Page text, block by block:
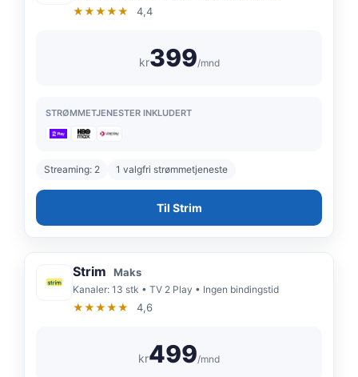
★★★★★ 4,4
kr399/mnd
STRØMMETJENESTER INKLUDERT
Streaming: 2 1 valgfri strømmetjeneste
Til Strim
Strim Maks
Kanaler: 13 stk • TV 2 Play • Ingen bindingstid
★★★★★ 4,6
kr499/mnd